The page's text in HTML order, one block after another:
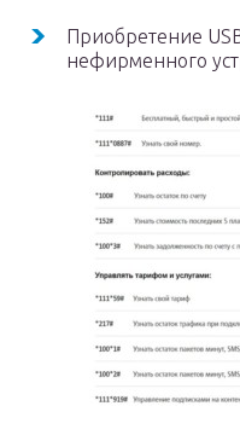
Приобретение
нефирменного